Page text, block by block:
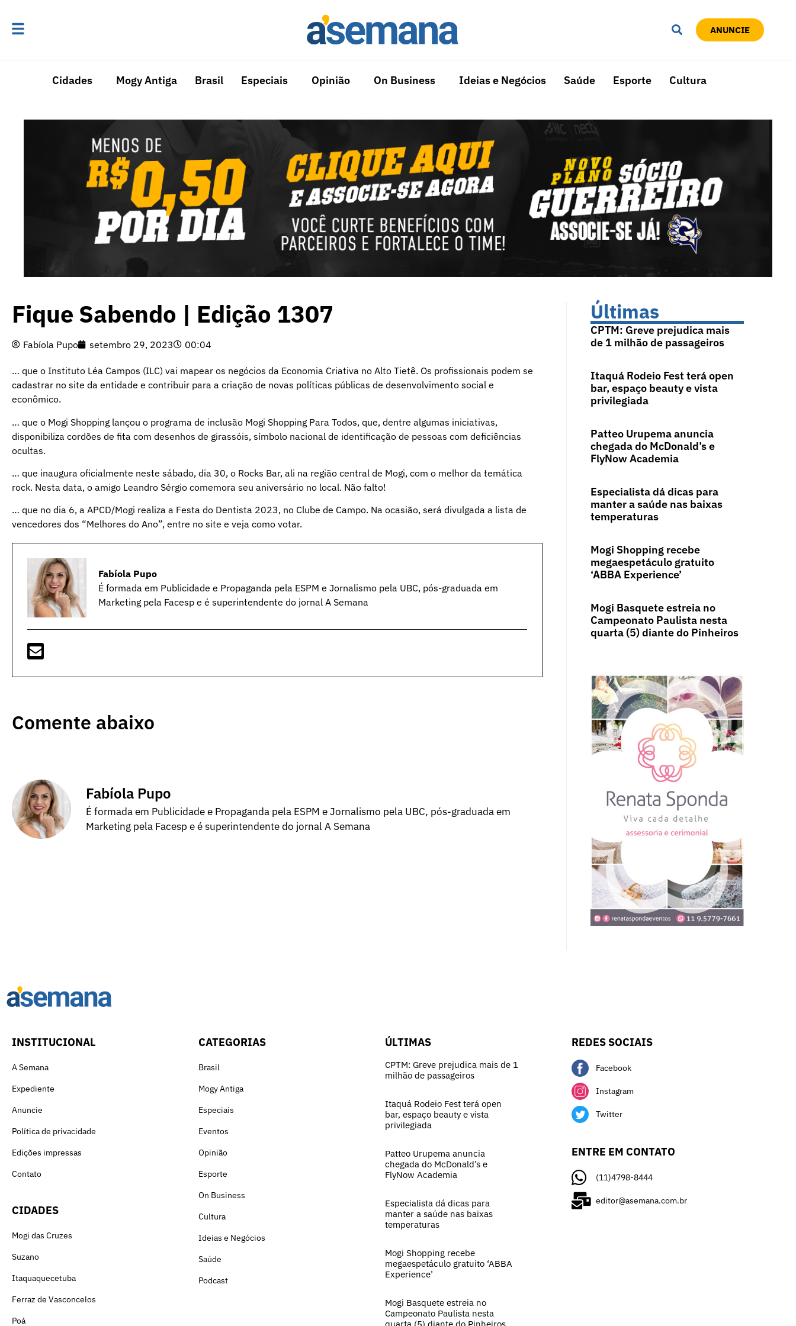
ANUNCIE
Cidades Mogy Antiga Brasil Especiais Opinião On Business Ideias e Negócios Saúde Esporte Cultura
Fique Sabendo | Edição 1307
Fabíola Pupo setembro 29, 2023 00:04
… que o Instituto Léa Campos (ILC) vai mapear os negócios da Economia Criativa no Alto Tietê. Os profissionais podem se
cadastrar no site da entidade e contribuir para a criação de novas políticas públicas de desenvolvimento social e
econômico.
… que o Mogi Shopping lançou o programa de inclusão Mogi Shopping Para Todos, que, dentre algumas iniciativas,
disponibiliza cordões de fita com desenhos de girassóis, símbolo nacional de identificação de pessoas com deficiências
ocultas.
… que inaugura oficialmente neste sábado, dia 30, o Rocks Bar, ali na região central de Mogi, com o melhor da temática
rock. Nesta data, o amigo Leandro Sérgio comemora seu aniversário no local. Não falto!
… que no dia 6, a APCD/Mogi realiza a Festa do Dentista 2023, no Clube de Campo. Na ocasião, será divulgada a lista de
vencedores dos “Melhores do Ano”, entre no site e veja como votar.
Fabíola Pupo
É formada em Publicidade e Propaganda pela ESPM e Jornalismo pela UBC, pós-graduada em
Marketing pela Facesp e é superintendente do jornal A Semana
Comente abaixo
Fabíola Pupo
É formada em Publicidade e Propaganda pela ESPM e Jornalismo pela UBC, pós-graduada em
Marketing pela Facesp e é superintendente do jornal A Semana
Últimas
CPTM: Greve prejudica mais
de 1 milhão de passageiros
Itaquá Rodeio Fest terá open
bar, espaço beauty e vista
privilegiada
Patteo Urupema anuncia
chegada do McDonald’s e
FlyNow Academia
Especialista dá dicas para
manter a saúde nas baixas
temperaturas
Mogi Shopping recebe
megaespetáculo gratuito
‘ABBA Experience’
Mogi Basquete estreia no
Campeonato Paulista nesta
quarta (5) diante do Pinheiros
INSTITUCIONAL
A Semana
Expediente
Anuncie
Política de privacidade
Edições impressas
Contato
CIDADES
Mogi das Cruzes
Suzano
Itaquaquecetuba
Ferraz de Vasconcelos
Poá
CATEGORIAS
Brasil
Mogy Antiga
Especiais
Eventos
Opinião
Esporte
On Business
Cultura
Ideias e Negócios
Saúde
Podcast
ÚLTIMAS
CPTM: Greve prejudica mais de 1
milhão de passageiros
Itaquá Rodeio Fest terá open
bar, espaço beauty e vista
privilegiada
Patteo Urupema anuncia
chegada do McDonald’s e
FlyNow Academia
Especialista dá dicas para
manter a saúde nas baixas
temperaturas
Mogi Shopping recebe
megaespetáculo gratuito ‘ABBA
Experience’
Mogi Basquete estreia no
Campeonato Paulista nesta
REDES SOCIAIS
Facebook
Instagram
Twitter
ENTRE EM CONTATO
(11)4798-8444
editor@asemana.com.br